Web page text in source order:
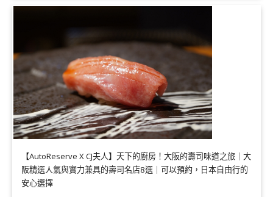
【AutoReserve X CJ夫人】天下的廚房！大阪的壽司味道之旅｜大
阪精選人氣與實力兼具的壽司名店8選｜可以預約，日本自由行的
安心選擇